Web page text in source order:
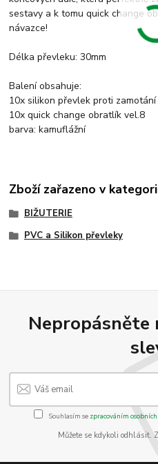
sestavy a k tomu quick change
návazce!
Délka převleku: 30mm
Balení obsahuje:
10x silikon převlek proti zamotání
10x quick change obratlík vel.8
barva: kamuflážní
Zboží zařazeno v
BIŽUTERIE
PVC a Silikon převleky
Nepropásněte
Souhlasím se zpracováním
Můžete se kdykoli odhlásit.